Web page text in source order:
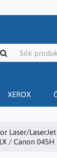
XEROX
Laser/LaserJet
/ Canon 045H